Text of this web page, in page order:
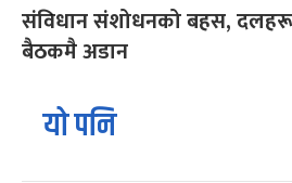
संविधान संशोधनको बहस,
बैठकमै अडान
यो पनि